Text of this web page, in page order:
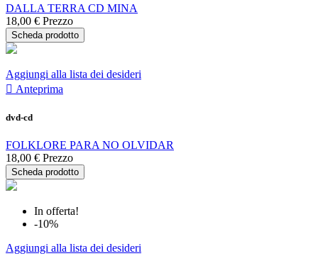
DALLA TERRA CD MINA
18,00 € Prezzo
Scheda prodotto
Aggiungi alla lista dei desideri
 Anteprima
dvd-cd
FOLKLORE PARA NO OLVIDAR
18,00 € Prezzo
Scheda prodotto
In offerta!
-10%
Aggiungi alla lista dei desideri